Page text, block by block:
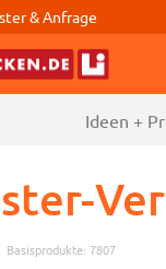
& Anfrage
Ideen +
Basisprodukte: 7807